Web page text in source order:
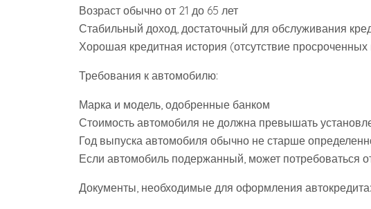
Возраст обычно от 21 до 65 лет
Стабильный доход, достаточный для обслуживания
Хорошая кредитная история (отсутствие
Требования к автомобилю:
Марка и модель, одобренные банком
Стоимость автомобиля не должна превышать
Год выпуска автомобиля обычно не старше
Если автомобиль подержанный, может потребоваться
Документы, необходимые для оформления автокредита: